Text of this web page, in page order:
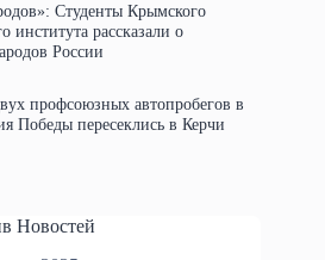
Студенты Крымского
института рассказали о
России
профсоюзных автопробегов в
Победы пересеклись в Керчи
Новостей